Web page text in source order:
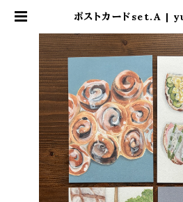
ポストカードset.A |